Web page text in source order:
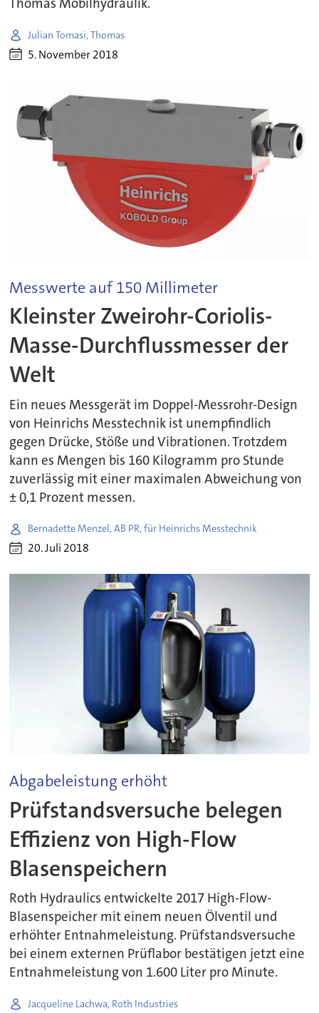
Thomas Mobilhydraulik.
Julian Tomasi, Thomas
5. November 2018
Messwerte auf 150 Millimeter
Kleinster Zweirohr-Coriolis-
Masse-Durchflussmesser der
Welt
Ein neues Messgerät im Doppel-Messrohr-Design
von Heinrichs Messtechnik ist unempfindlich
gegen Drücke, Stöße und Vibrationen. Trotzdem
kann es Mengen bis 160 Kilogramm pro Stunde
zuverlässig mit einer maximalen Abweichung von
± 0,1 Prozent messen.
Bernadette Menzel, AB PR, für Heinrichs Messtechnik
20. Juli 2018
Abgabeleistung erhöht
Prüfstandsversuche belegen
Effizienz von High-Flow
Blasenspeichern
Roth Hydraulics entwickelte 2017 High-Flow-
Blasenspeicher mit einem neuen Ölventil und
erhöhter Entnahmeleistung. Prüfstandsversuche
bei einem externen Prüflabor bestätigen jetzt eine
Entnahmeleistung von 1.600 Liter pro Minute.
Jacqueline Lachwa, Roth Industries